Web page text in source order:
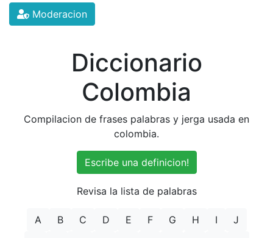
Moderacion
Diccionario
Colombia
Compilacion de frases palabras y jerga usada en
colombia.
Escribe una definicion!
Revisa la lista de palabras
A B C D E F G H I
J